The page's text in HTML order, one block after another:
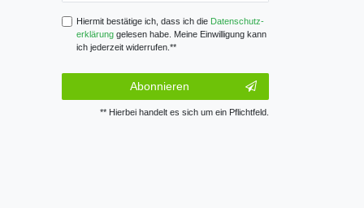
Hiermit bestätige ich, dass ich die Daten­schutz­
erklärunggelesen habe. Meine Einwilligung kann
ich jederzeit widerrufen.**
Abonnieren
** Hierbei handelt es sich um ein Pflichtfeld.